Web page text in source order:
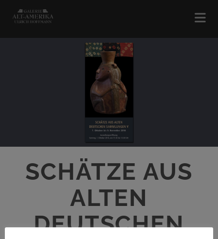
SCHÄTZE AUS
ALTEN
DEUTSCHEN